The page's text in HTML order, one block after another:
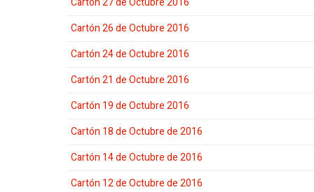
Cartón 26 de Octubre 2016
Cartón 24 de Octubre 2016
Cartón 21 de Octubre 2016
Cartón 19 de Octubre 2016
Cartón 18 de Octubre de 2016
Cartón 14 de Octubre de 2016
Cartón 12 de Octubre de 2016